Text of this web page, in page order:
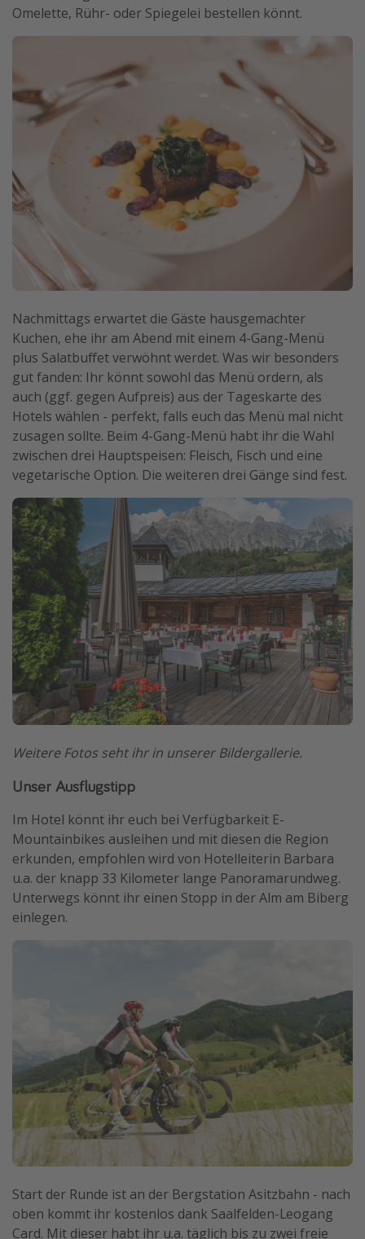
Omelette, Rühr- oder Spiegelei bestellen könnt.
Nachmittags erwartet die Gäste hausgemachter
Kuchen, ehe ihr am Abend mit einem 4-Gang-Menü
plus Salatbuffet verwöhnt werdet. Was wir besonders
gut fanden: Ihr könnt sowohl das Menü ordern, als
auch (ggf. gegen Aufpreis) aus der Tageskarte des
Hotels wählen - perfekt, falls euch das Menü mal nicht
zusagen sollte. Beim 4-Gang-Menü habt ihr die Wahl
zwischen drei Hauptspeisen: Fleisch, Fisch und eine
vegetarische Option. Die weiteren drei Gänge sind fest.
Weitere Fotos seht ihr in unserer Bildergallerie.
Unser Ausflugstipp
Im Hotel könnt ihr euch bei Verfügbarkeit E-
Mountainbikes ausleihen und mit diesen die Region
erkunden, empfohlen wird von Hotelleiterin Barbara
u.a. der knapp 33 Kilometer lange Panoramarundweg.
Unterwegs könnt ihr einen Stopp in der Alm am Biberg
einlegen.
Start der Runde ist an der Bergstation Asitzbahn - nach
oben kommt ihr kostenlos dank Saalfelden-Leogang
Card. Mit dieser habt ihr u.a. täglich bis zu zwei freie